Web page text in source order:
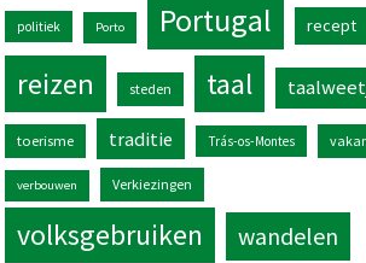
politiek Porto Portugal recept
reizen steden taal
toerisme traditie Trás-os-Montes
verbouwen Verkiezingen
volksgebruiken wandelen